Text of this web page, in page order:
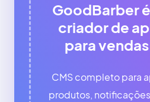
GoodBarber
criador de
para
CMS completo para
produtos,